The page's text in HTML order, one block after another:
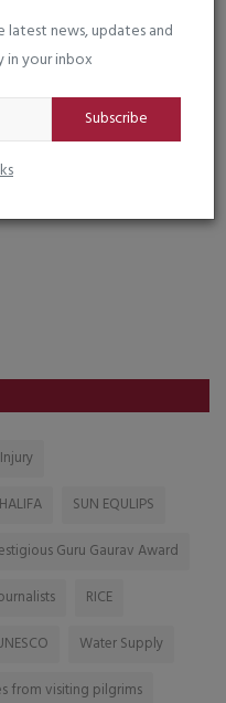
latest news, updates and
in your inbox
Subscribe
હુમલામાં
SUN EQULIPS
Guru Gaurav Award
RICE
Water Supply
from visiting pilgrims